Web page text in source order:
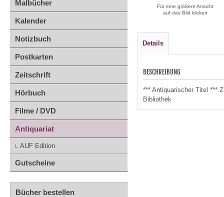
Malbücher
Kalender
Notizbuch
Postkarten
Zeitschrift
Hörbuch
Filme / DVD
Antiquariat
AUF Edition
Gutscheine
Bücher bestellen
Für eine größere Ansicht
auf das Bild klicken
Details
BESCHREIBUNG
*** Antiquarischer Titel ***
Bibliothek